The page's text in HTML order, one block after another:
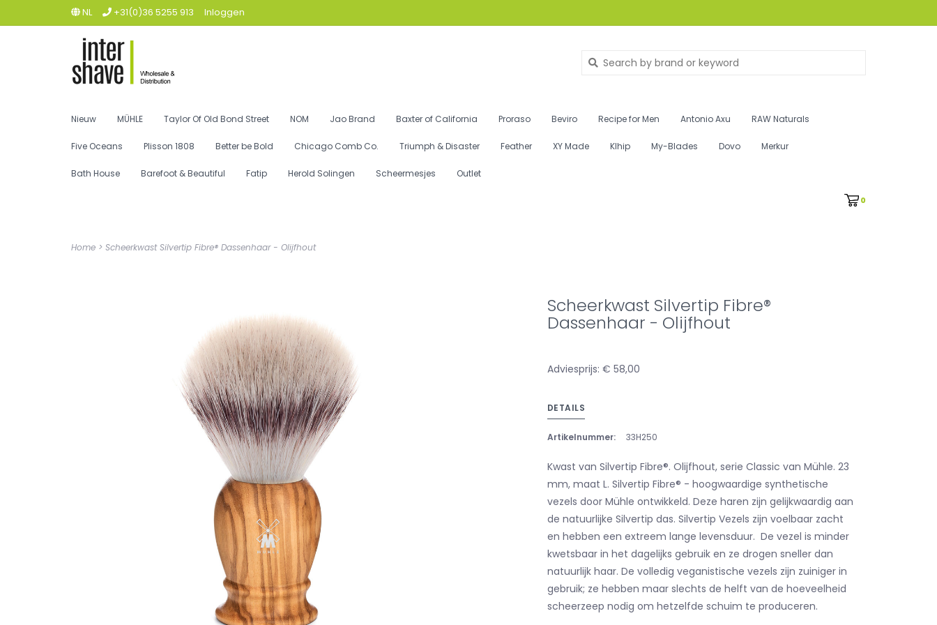
NL +31(0)36 5255 913 Inloggen
Nieuw MÜHLE Taylor Of Old Bond Street NOM Jao Brand Baxter of California Proraso Beviro Recipe for Men Antonio Axu RAW Naturals
Five Oceans Plisson 1808 Better be Bold Chicago Comb Co. Triumph & Disaster Feather XY Made Klhip My-Blades Dovo Merkur
Bath House Barefoot & Beautiful Fatip Herold Solingen Scheermesjes Outlet
0
Home > Scheerkwast Silvertip Fibre® Dassenhaar - Olijfhout
Scheerkwast Silvertip Fibre®
Dassenhaar - Olijfhout
Adviesprijs: € 58,00
DETAILS
Artikelnummer: 33H250
Kwast van Silvertip Fibre®. Olijfhout, serie Classic van Mühle. 23
mm, maat L. Silvertip Fibre® - hoogwaardige synthetische
vezels door Mühle ontwikkeld. Deze haren zijn gelijkwaardig aan
de natuurlijke Silvertip das. Silvertip Vezels zijn voelbaar zacht
en hebben een extreem lange levensduur. De vezel is minder
kwetsbaar in het dagelijks gebruik en ze drogen sneller dan
natuurlijk haar. De volledig veganistische vezels zijn zuiniger in
gebruik; ze hebben maar slechts de helft van de hoeveelheid
scheerzeep nodig om hetzelfde schuim te produceren.